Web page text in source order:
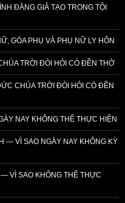
ĐẲNG GIẢ TẠO TRONG TỘI
GÓA PHỤ VÀ PHỤ NỮ LY HÔN
TRỜI ĐÒI HỎI CÓ ĐỀN THỜ
CHÚA TRỜI ĐÒI HỎI CÓ ĐỀN
NAY KHÔNG THỂ THỰC HIỆN
— VÌ SAO NGÀY NAY KHÔNG KỲ
VÌ SAO KHÔNG THỂ THỰC